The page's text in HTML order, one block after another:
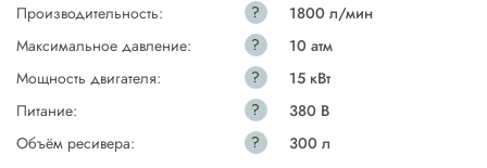
Производительность:
?
1800 л/мин
Максимальное давление:
?
10 атм
Мощность двигателя:
?
15 кВт
Питание:
?
380 В
Объём ресивера:
? 300 л